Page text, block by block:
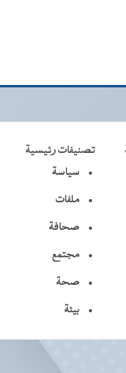
تصنيفات رئيسية
سياسة
ملفات
صحافة
مجتمع
صحة
بيئة